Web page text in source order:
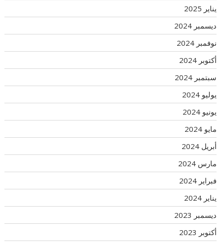
يناير 2025
ديسمبر 2024
نوفمبر 2024
أكتوبر 2024
سبتمبر 2024
يوليو 2024
يونيو 2024
مايو 2024
أبريل 2024
مارس 2024
فبراير 2024
يناير 2024
ديسمبر 2023
أكتوبر 2023